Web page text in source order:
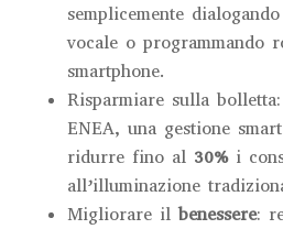
semplicemente
vocale o programmando
smartphone.
Risparmiare sulla
ENEA, una gestione
ridurre fino al 30%i
all’illuminazione
Migliorare ilbenessere: